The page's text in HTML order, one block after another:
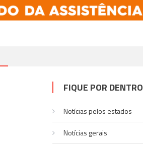
FIQUE POR DENTRO
Notícias pelos estados
Notí­cias gerais